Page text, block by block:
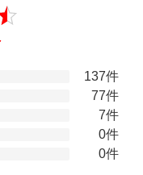
137件
77件
7件
0件
0件